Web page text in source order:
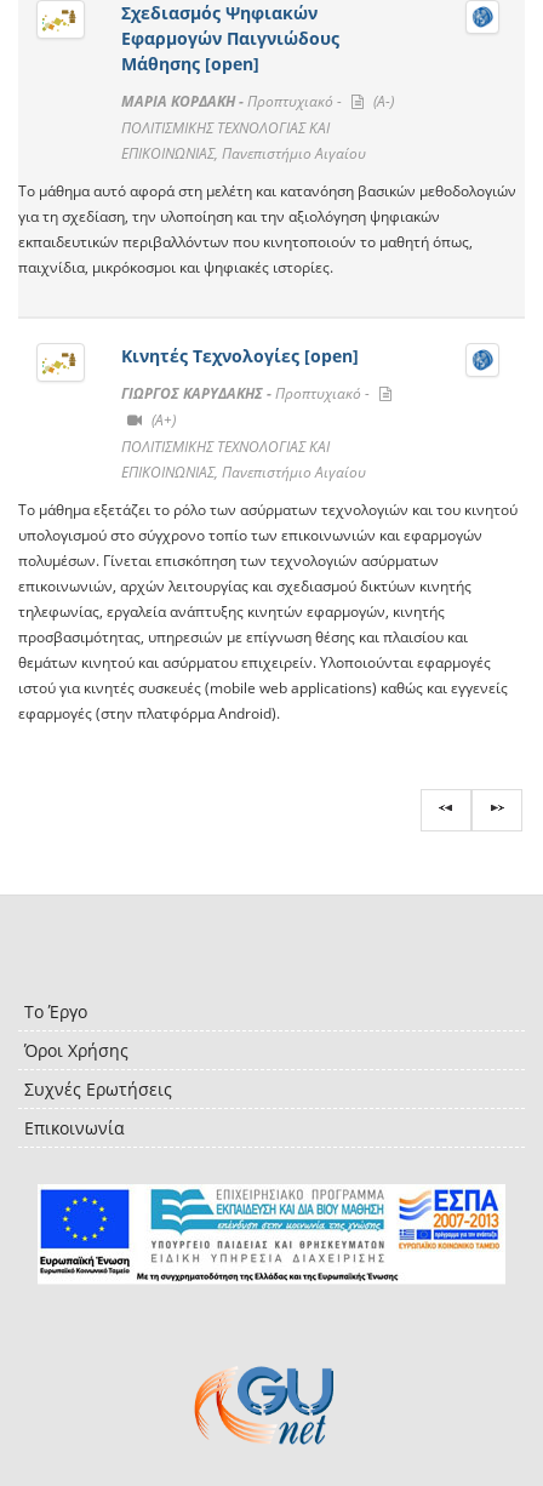
Σχεδιασμός Ψηφιακών
Εφαρμογών Παιγνιώδους
Μάθησης [open]
ΜΑΡΙΑ ΚΟΡΔΑΚΗ -Προπτυχιακό -
(A-)
ΠΟΛΙΤΙΣΜΙΚΗΣ ΤΕΧΝΟΛΟΓΙΑΣ ΚΑΙ
ΕΠΙΚΟΙΝΩΝΙΑΣ, Πανεπιστήμιο Αιγαίου
Το μάθημα αυτό αφορά στη μελέτη και κατανόηση βασικών μεθοδολογιών
για τη σχεδίαση, την υλοποίηση και την αξιολόγηση ψηφιακών
εκπαιδευτικών περιβαλλόντων που κινητοποιούν το μαθητή όπως,
παιχνίδια, μικρόκοσμοι και ψηφιακές ιστορίες.
Κινητές Τεχνολογίες [open]
ΓΙΩΡΓΟΣ ΚΑΡΥΔΑΚΗΣ -Προπτυχιακό -
(A+)
ΠΟΛΙΤΙΣΜΙΚΗΣ ΤΕΧΝΟΛΟΓΙΑΣ ΚΑΙ
ΕΠΙΚΟΙΝΩΝΙΑΣ, Πανεπιστήμιο Αιγαίου
Το μάθημα εξετάζει το ρόλο των ασύρματων τεχνολογιών και του κινητού
υπολογισμού στο σύγχρονο τοπίο των επικοινωνιών και εφαρμογών
πολυμέσων. Γίνεται επισκόπηση των τεχνολογιών ασύρματων
επικοινωνιών, αρχών λειτουργίας και σχεδιασμού δικτύων κινητής
τηλεφωνίας, εργαλεία ανάπτυξης κινητών εφαρμογών, κινητής
προσβασιμότητας, υπηρεσιών με επίγνωση θέσης και πλαισίου και
θεμάτων κινητού και ασύρματου επιχειρείν. Υλοποιούνται εφαρμογές
ιστού για κινητές συσκευές (mobile web applications) καθώς και εγγενείς
εφαρμογές (στην πλατφόρμα Android).
Το Έργο
Όροι Χρήσης
Συχνές Ερωτήσεις
Επικοινωνία